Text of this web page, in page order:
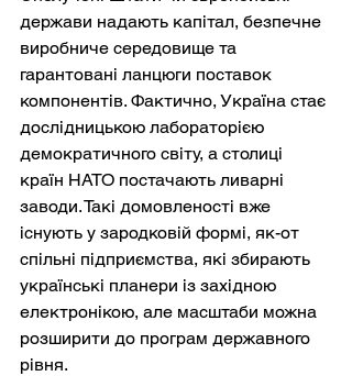
держави надають капітал, безпечне
виробниче середовище та
гарантовані ланцюги поставок
компонентів. Фактично, Україна стає
дослідницькою лабораторією
демократичного світу, а столиці
країн НАТО постачають ливарні
заводи. Такі домовленості вже
існують у зародковій формі, як-от
спільні підприємства, які збирають
українські планери із західною
електронікою, але масштаби можна
розширити до програм державного
рівня.